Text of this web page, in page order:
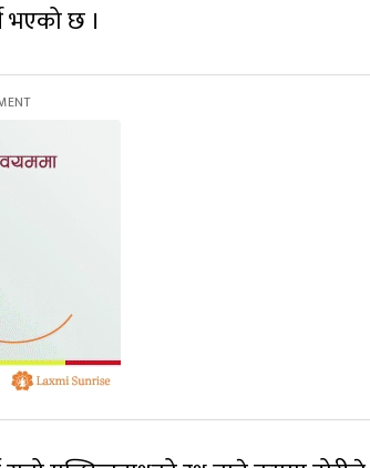
भएको छ ।